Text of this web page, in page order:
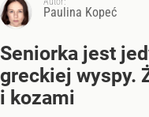
Paulina Kopeć
Seniorka jest
greckiej wyspy.
i kozami